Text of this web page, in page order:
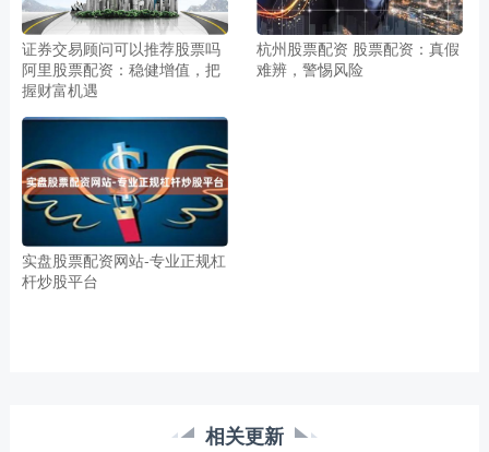
证券交易顾问可以推荐股票吗
阿里股票配资：稳健增值，把
握财富机遇
杭州股票配资 股票配资：真假
难辨，警惕风险
实盘股票配资网站-专业正规杠
杆炒股平台
相关更新